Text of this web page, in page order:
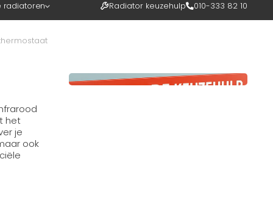
radiatoren Radiator keuzehulp 010-333 82 10
het
je
ook